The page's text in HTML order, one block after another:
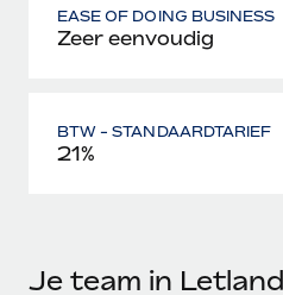
EASE OF DOING BUSINESS
Zeer eenvoudig
BTW - STANDAARDTARIEF
21%
Je team in